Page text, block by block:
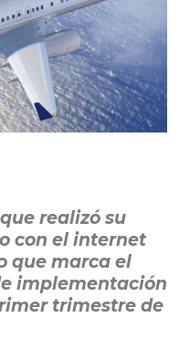
realizó su
con el internet
que marca el
implementación
trimestre de